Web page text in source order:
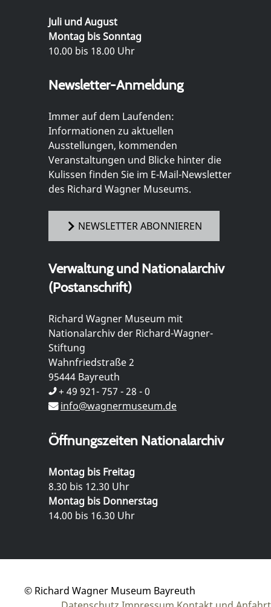
Juli und August
Montag bis Sonntag
10.00 bis 18.00 Uhr
Newsletter-Anmeldung
Immer auf dem Laufenden:
Informationen zu aktuellen
Ausstellungen, kommenden
Veranstaltungen und Blicke hinter die
Kulissen finden Sie im E-Mail-Newsletter
des Richard Wagner Museums.
NEWSLETTER ABONNIEREN
Verwaltung und Nationalarchiv
(Postanschrift)
Richard Wagner Museum mit
Nationalarchiv der Richard-Wagner-
Stiftung
Wahnfriedstraße 2
95444 Bayreuth
+ 49 921- 757 - 28 - 0
info@wagnermuseum.de
Öffnungszeiten Nationalarchiv
Montag bis Freitag
8.30 bis 12.30 Uhr
Montag bis Donnerstag
14.00 bis 16.30 Uhr
© Richard Wagner Museum Bayreuth